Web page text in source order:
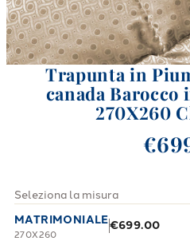
Trapunta in
canada Barocco
270X260
Seleziona la misura
MATRIMONIALE
270X260
€699.00